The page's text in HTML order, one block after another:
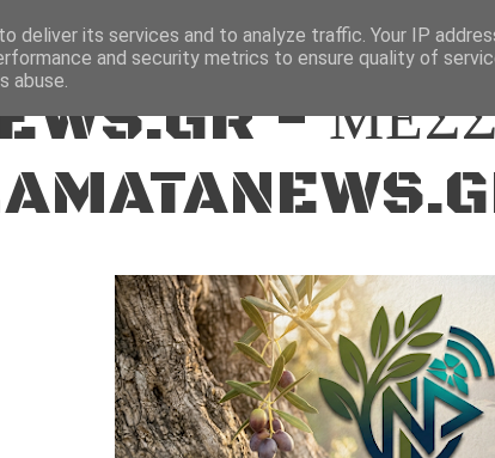
-
deliver its services and to analyze traffic. Your IP
and security metrics to ensure quality of
abuse.